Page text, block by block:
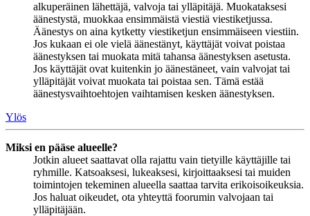
alkuperäinen lähettäjä, valvoja tai ylläpitäjä. Muokataksesi
äänestystä, muokkaa ensimmäistä viestiä viestiketjussa.
Äänestys on aina kytketty viestiketjun ensimmäiseen viestiin.
Jos kukaan ei ole vielä äänestänyt, käyttäjät voivat poistaa
äänestyksen tai muokata mitä tahansa äänestyksen asetusta.
Jos käyttäjät ovat kuitenkin jo äänestäneet, vain valvojat tai
ylläpitäjät voivat muokata tai poistaa sen. Tämä estää
äänestysvaihtoehtojen vaihtamisen kesken äänestyksen.
Ylös
Miksi en pääse alueelle?
Jotkin alueet saattavat olla rajattu vain tietyille käyttäjille tai
ryhmille. Katsoaksesi, lukeaksesi, kirjoittaaksesi tai muiden
toimintojen tekeminen alueella saattaa tarvita erikoisoikeuksia.
Jos haluat oikeudet, ota yhteyttä foorumin valvojaan tai
ylläpitäjään.